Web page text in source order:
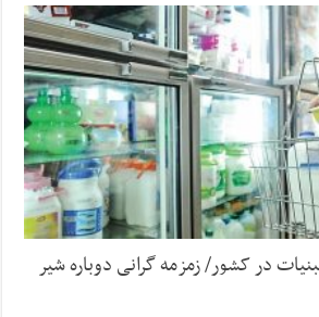
در کشور/ زمزمه گرانی دوباره شیر